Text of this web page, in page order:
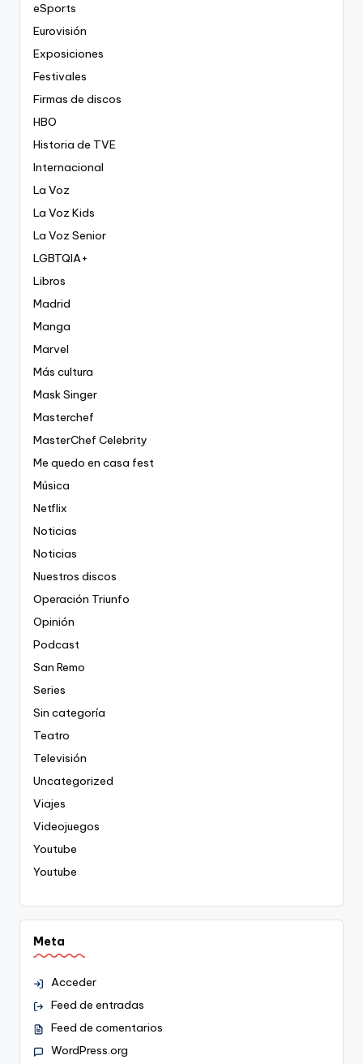
eSports
Eurovisión
Exposiciones
Festivales
Firmas de discos
HBO
Historia de TVE
Internacional
La Voz
La Voz Kids
La Voz Senior
LGBTQIA+
Libros
Madrid
Manga
Marvel
Más cultura
Mask Singer
Masterchef
MasterChef Celebrity
Me quedo en casa fest
Música
Netflix
Noticias
Noticias
Nuestros discos
Operación Triunfo
Opinión
Podcast
San Remo
Series
Sin categoría
Teatro
Televisión
Uncategorized
Viajes
Videojuegos
Youtube
Youtube
Meta
Acceder
Feed de entradas
Feed de comentarios
WordPress.org